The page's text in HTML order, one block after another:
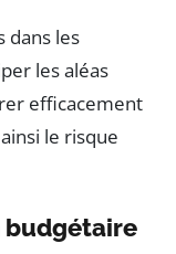
dans les
les aléas
efficacement
le risque
budgétaire